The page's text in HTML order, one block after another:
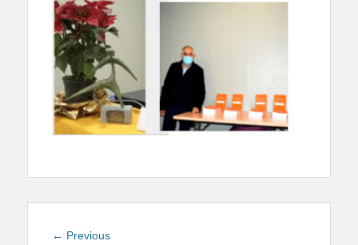
Navegación
← PreviousPrevious